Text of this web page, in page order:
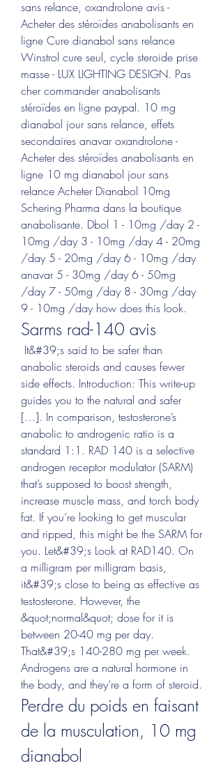
sans relance, oxandrolone avis -
Acheter des stéroïdes anabolisants en
ligne Cure dianabol sans relance
Winstrol cure seul, cycle steroide prise
masse - LUX LIGHTING DESIGN. Pas
cher commander anabolisants
stéroïdes en ligne paypal. 10 mg
dianabol jour sans relance, effets
secondaires anavar oxandrolone -
Acheter des stéroïdes anabolisants en
ligne 10 mg dianabol jour sans
relance Acheter Dianabol 10mg
Schering Pharma dans la boutique
anabolisante. Dbol 1 - 10mg /day 2 -
10mg /day 3 - 10mg /day 4 - 20mg
/day 5 - 20mg /day 6 - 10mg /day
anavar 5 - 30mg /day 6 - 50mg
/day 7 - 50mg /day 8 - 30mg /day
9 - 10mg /day how does this look.
Sarms rad-140 avis
anabolic steroids and causes fewer
side effects. Introduction: This write-up
guides you to the natural and safer
[…]. In comparison, testosterone’s
anabolic to androgenic ratio is a
standard 1:1. RAD 140 is a selective
androgen receptor modulator (SARM)
that’s supposed to boost strength,
increase muscle mass, and torch body
fat. If you’re looking to get muscular
and ripped, this might be the SARM for
you. Let&#39;s Look at RAD140. On
a milligram per milligram basis,
it&#39;s close to being as effective as
testosterone. However, the
&quot;normal&quot; dose for it is
between 20-40 mg per day.
That&#39;s 140-280 mg per week.
Androgens are a natural hormone in
Perdre du poids en faisant
de la musculation, 10 mg
dianabol